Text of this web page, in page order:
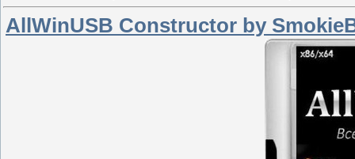
AllWinUSB Constructor by